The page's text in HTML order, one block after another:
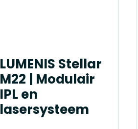
LUMENIS Stellar
M22 | Modulair
IPL en
lasersysteem